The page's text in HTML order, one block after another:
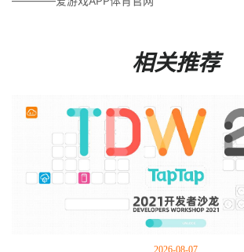
相关推荐
2026-08-07